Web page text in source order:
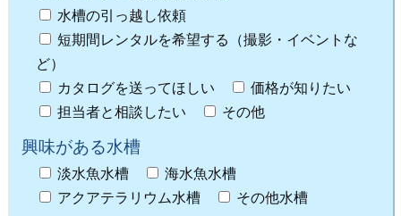
水槽の引っ越し依頼
短期間レンタルを希望する（撮影・イベントな
ど）
カタログを送ってほしい
価格が知りたい
担当者と相談したい
その他
興味がある水槽
淡水魚水槽
海水魚水槽
アクアテラリウム水槽
その他水槽